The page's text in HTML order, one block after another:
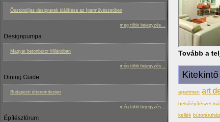
Ösztöndíjas designerek kiállítása az Iparművészetiben
még több bejegyzés...
Designpumpa
Magyar betonbútor Milánóban
még több bejegyzés...
Dining Guide
Budapesti étteremdesign
még több bejegyzés...
Építészfórum
Tovább a
apartman art
belsőépítészet
kellék bútoráruház